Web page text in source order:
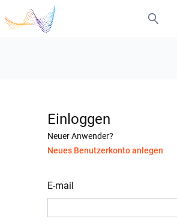
Einloggen
Neuer Anwender?
Neues Benutzerkonto anlegen
E-mail